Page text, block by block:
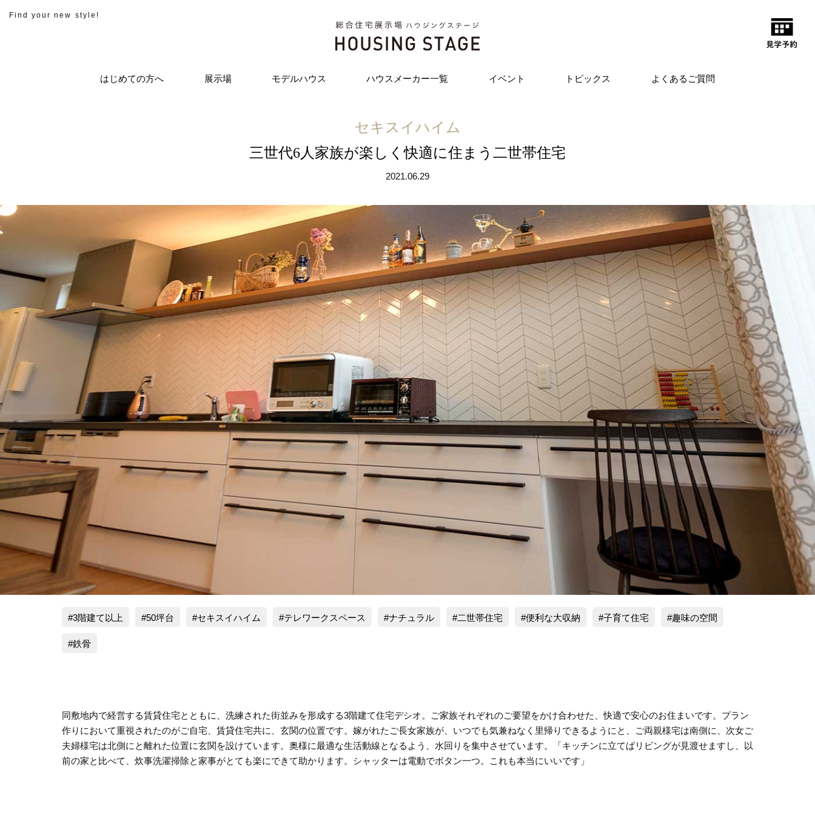
Find your new style!
はじめての方へ 展示場 モデルハウス ハウスメーカー一覧 イベント トピックス よくあるご質問
セキスイハイム
三世代6人家族が楽しく快適に住まう二世帯住宅
2021.06.29
3階建て以上 50坪台 セキスイハイム テレワークスペース ナチュラル 二世帯住宅 便利な大収納 子育て住宅 趣味の空間
鉄骨
同敷地内で経営する賃貸住宅とともに、洗練された街並みを形成する3階建て住宅デシオ。ご家族それぞれのご要望をかけ合わせた、快適で安心のお住まいです。プラン
作りにおいて重視されたのがご自宅、賃貸住宅共に、玄関の位置です。嫁がれたご長女家族が、いつでも気兼ねなく里帰りできるようにと、ご両親様宅は南側に、次女ご
夫婦様宅は北側にと離れた位置に玄関を設けています。奥様に最適な生活動線となるよう、水回りを集中させています。「キッチンに立てばリビングが見渡せますし、以
前の家と比べて、炊事洗濯掃除と家事がとても楽にできて助かります。シャッターは電動でボタン一つ。これも本当にいいです」